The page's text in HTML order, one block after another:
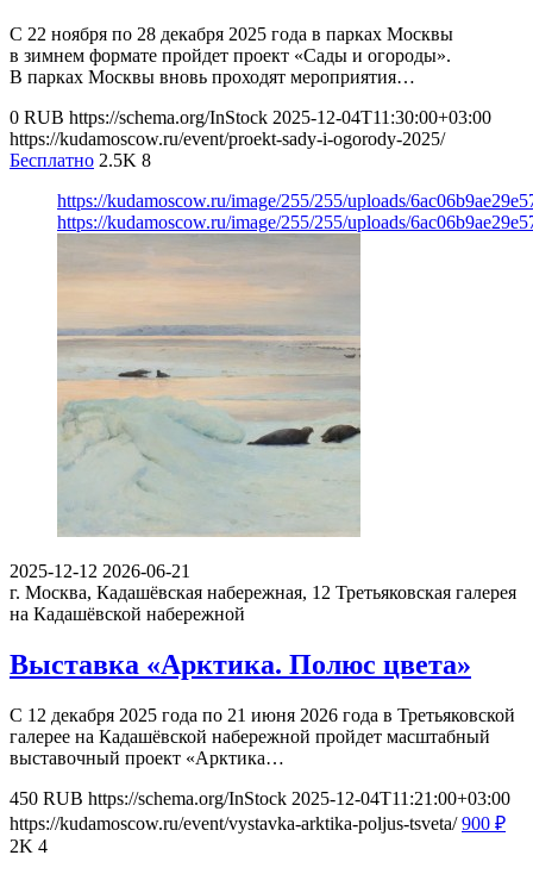
С 22 ноября по 28 декабря 2025 года в парках Москвы
в зимнем формате пройдет проект «Сады и огороды».
В парках Москвы вновь проходят мероприятия…
0 RUB https://schema.org/InStock 2025-12-04T11:30:00+03:00
https://kudamoscow.ru/event/proekt-sady-i-ogorody-2025/
Бесплатно 2.5K 8
https://kudamoscow.ru/image/255/255/uploads/
https://kudamoscow.ru/image/255/255/uploads/
2025-12-12 2026-06-21
г. Москва, Кадашёвская набережная, 12 Третьяковская галерея
на Кадашёвской набережной
Выставка «Арктика. Полюс цвета»
С 12 декабря 2025 года по 21 июня 2026 года в Третьяковской
галерее на Кадашёвской набережной пройдет масштабный
выставочный проект «Арктика…
450 RUB https://schema.org/InStock 2025-12-04T11:21:00+03:00
https://kudamoscow.ru/event/vystavka-arktika-poljus-tsveta/ 900 ₽
2K 4